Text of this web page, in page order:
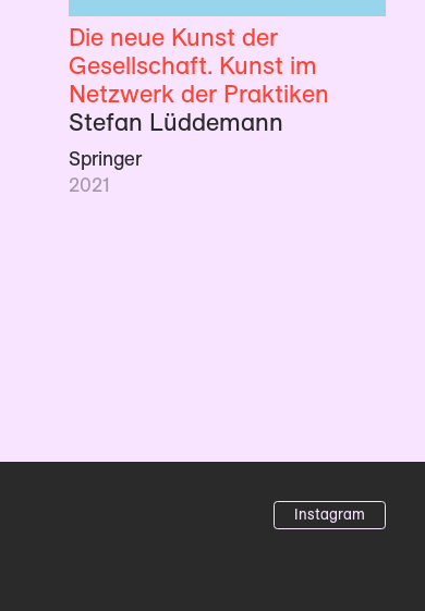
Die neue Kunst der
Gesellschaft. Kunst im
Netzwerk der Praktiken
Stefan Lüddemann
Springer
2021
Instagram